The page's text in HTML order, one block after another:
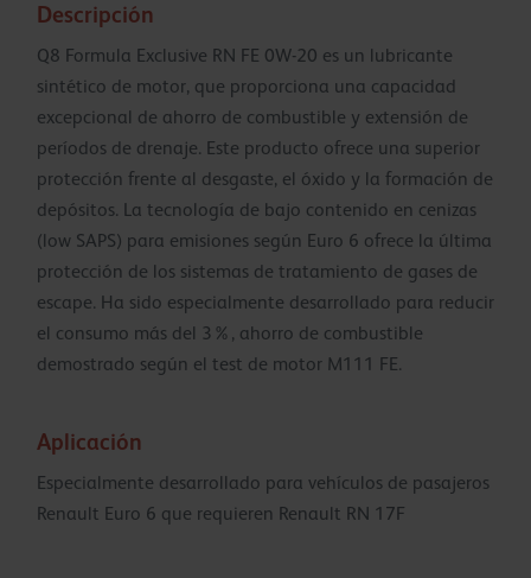
Descripción
Q8 Formula Exclusive RN FE 0W-20 es un lubricante
sintético de motor, que proporciona una capacidad
excepcional de ahorro de combustible y extensión de
períodos de drenaje. Este producto ofrece una superior
protección frente al desgaste, el óxido y la formación de
depósitos. La tecnología de bajo contenido en cenizas
(low SAPS) para emisiones según Euro 6 ofrece la última
protección de los sistemas de tratamiento de gases de
escape. Ha sido especialmente desarrollado para reducir
el consumo más del 3%, ahorro de combustible
demostrado según el test de motor M111 FE.
Aplicación
Especialmente desarrollado para vehículos de pasajeros
Renault Euro 6 que requieren Renault RN 17F